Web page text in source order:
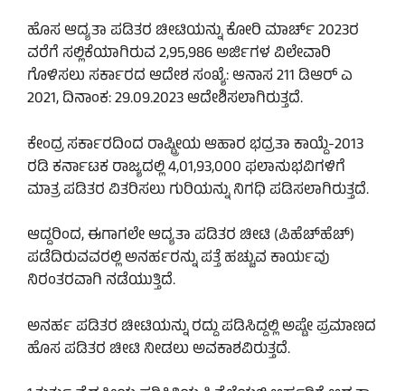
ಹೊಸ ಆದ್ಯತಾ ಪಡಿತರ ಚೀಟಿಯನ್ನು ಕೋರಿ ಮಾರ್ಚ್ 2023ರ
ವರೆಗೆ ಸಲ್ಲಿಕೆಯಾಗಿರುವ 2,95,986 ಅರ್ಜಿಗಳ ವಿಲೇವಾರಿ
ಗೊಳಿಸಲು ಸರ್ಕಾರದ ಆದೇಶ ಸಂಖ್ಯೆ: ಆನಾಸ 211 ಡಿಆರ್ ಎ
2021, ದಿನಾಂಕ: 29.09.2023 ಆದೇಶಿಸಲಾಗಿರುತ್ತದೆ.
ಕೇಂದ್ರ ಸರ್ಕಾರದಿಂದ ರಾಷ್ಟ್ರೀಯ ಆಹಾರ ಭದ್ರತಾ ಕಾಯ್ದೆ-2013
ರಡಿ ಕರ್ನಾಟಕ ರಾಜ್ಯದಲ್ಲಿ 4,01,93,000 ಫಲಾನುಭವಿಗಳಿಗೆ
ಮಾತ್ರ ಪಡಿತರ ವಿತರಿಸಲು ಗುರಿಯನ್ನು ನಿಗಧಿ ಪಡಿಸಲಾಗಿರುತ್ತದೆ.
ಆದ್ದರಿಂದ, ಈಗಾಗಲೇ ಆದ್ಯತಾ ಪಡಿತರ ಚೀಟಿ (ಪಿಹೆಚ್‌ಹೆಚ್)
ಪಡೆದಿರುವವರಲ್ಲಿ ಅನರ್ಹರನ್ನು ಪತ್ತೆ ಹಚ್ಚುವ ಕಾರ್ಯವು
ನಿರಂತರವಾಗಿ ನಡೆಯುತ್ತಿದೆ.
ಅನರ್ಹ ಪಡಿತರ ಚೀಟಿಯನ್ನು ರದ್ದು ಪಡಿಸಿದ್ದಲ್ಲಿ ಅಷ್ಟೇ ಪ್ರಮಾಣದ
ಹೊಸ ಪಡಿತರ ಚೀಟಿ ನೀಡಲು ಅವಕಾಶವಿರುತ್ತದೆ.